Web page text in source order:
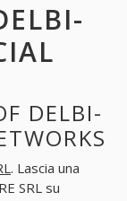
DELBI-
. Lascia una
SRL su